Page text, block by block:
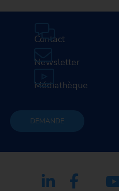
Contact
Newsletter
Médiathèque
DEMANDE